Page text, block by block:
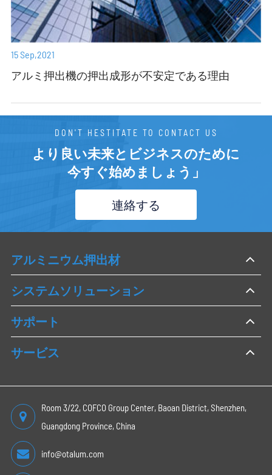
15 Sep,2021
アルミ押出機の押出成形が不安定である理由
DON'T HESTITATE TO CONTACT US
より良い未来とビジネスのために
今すぐ始めましょう」
連絡する
アルミニウム押出材
システムソリューション
サポート
サービス
Room 3/22, COFCO Group Center, Baoan District, Shenzhen,
Guangdong Province, China
info@otalum.com